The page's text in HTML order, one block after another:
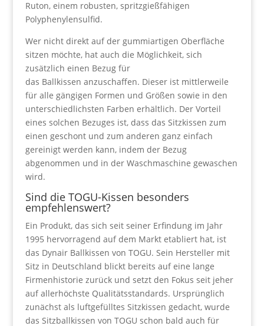
Ruton, einem robusten, spritzgießfähigen
Polyphenylensulfid.
Wer nicht direkt auf der gummiartigen Oberfläche
sitzen möchte, hat auch die Möglichkeit, sich
zusätzlich einen Bezug für
das Ballkissen anzuschaffen. Dieser ist mittlerweile
für alle gängigen Formen und Größen sowie in den
unterschiedlichsten Farben erhältlich. Der Vorteil
eines solchen Bezuges ist, dass das Sitzkissen zum
einen geschont und zum anderen ganz einfach
gereinigt werden kann, indem der Bezug
abgenommen und in der Waschmaschine gewaschen
wird.
Sind die TOGU-Kissen besonders
empfehlenswert?
Ein Produkt, das sich seit seiner Erfindung im Jahr
1995 hervorragend auf dem Markt etabliert hat, ist
das Dynair Ballkissen von TOGU. Sein Hersteller mit
Sitz in Deutschland blickt bereits auf eine lange
Firmenhistorie zurück und setzt den Fokus seit jeher
auf allerhöchste Qualitätsstandards. Ursprünglich
zunächst als luftgefülltes Sitzkissen gedacht, wurde
das Sitzballkissen von TOGU schon bald auch für